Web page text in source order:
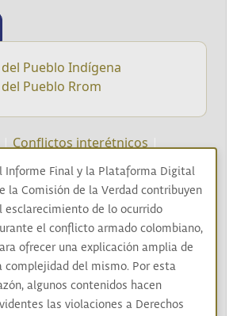
Pueblo Indígena
Pueblo Rrom
|Conflictos interétnicos|
| Pueblos indígenas
indígena|Kumpania|
|ELN|Origen del EPL|
|Petroleras|Ecopetrol
|
petrolera|Motilón|
Motilones |Barí|Nación Barí |
Paramilitares/Grupos de
Mancuso|
Informe Final y la Plataforma Digital
la Comisión de la Verdad contribuyen
esclarecimiento de lo ocurrido
el conflicto armado colombiano,
ofrecer una explicación amplia de
complejidad del mismo. Por esta
algunos contenidos hacen
las violaciones a Derechos